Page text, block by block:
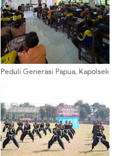
Peduli Generasi Papua, Kapolsek